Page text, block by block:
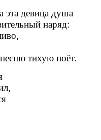
эта девица душа
наряд:
тихую поёт.